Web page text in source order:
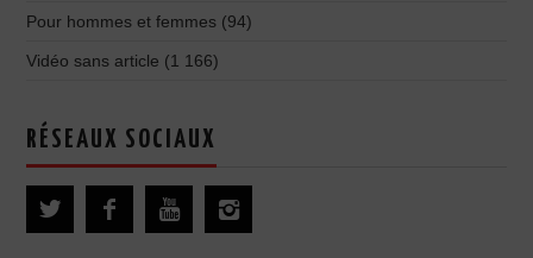
Pour hommes et femmes (94)
Vidéo sans article (1 166)
RÉSEAUX SOCIAUX